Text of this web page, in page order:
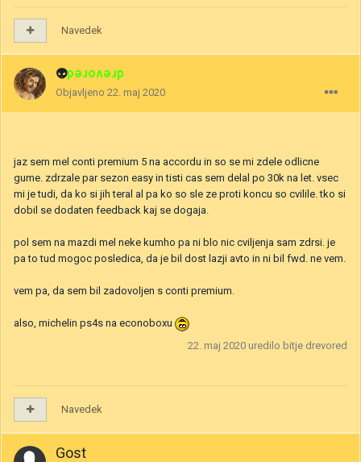
Navedek
👽drevored
Objavljeno 22. maj 2020
jaz sem mel conti premium 5 na accordu in so se mi zdele odlicne
gume. zdrzale par sezon easy in tisti cas sem delal po 30k na let. vsec
mi je tudi, da ko si jih teral al pa ko so sle ze proti koncu so cvilile. tko si
dobil se dodaten feedback kaj se dogaja.
pol sem na mazdi mel neke kumho pa ni blo nic cviljenja sam zdrsi. je
pa to tud mogoc posledica, da je bil dost lazji avto in ni bil fwd. ne vem.
vem pa, da sem bil zadovoljen s conti premium.
also, michelin ps4s na econoboxu
22. maj 2020 uredilo bitje drevored
Navedek
Gost